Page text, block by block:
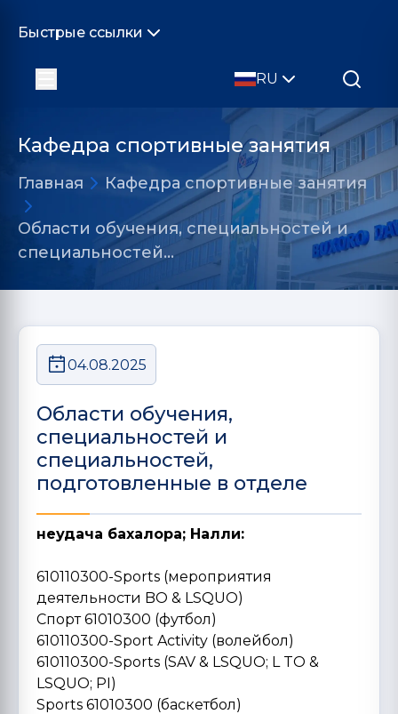
Быстрые ссылки
RU
Кафедра cпортивные занятия
Главная Кафедра cпортивные занятия
Области обучения, специальностей и
специальностей…
04.08.2025
Области обучения,
специальностей и
специальностей,
подготовленные в отделе
неудача бахалора; Налли:
610110300-Sports (мероприятия
деятельности BO & LSQUO)
Спорт 61010300 (футбол)
610110300-Sport Activity (волейбол)
610110300-Sports (SAV & LSQUO; L TO &
LSQUO; PI)
Sports 61010300 (баскетбол)